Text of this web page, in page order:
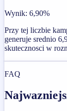
Wynik: 6,90%
Przy tej liczbie
generuje srednio
skutecznosci w
FAQ